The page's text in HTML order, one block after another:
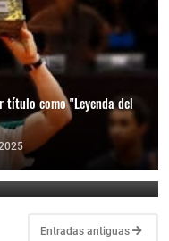
título como "Leyenda del
Bolivia como visitante por
II
Entradas antiguas